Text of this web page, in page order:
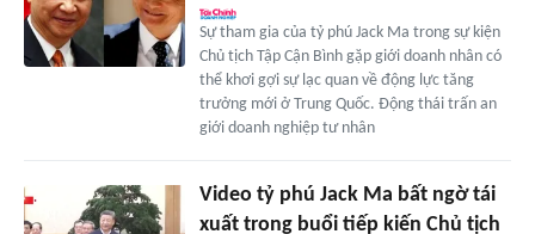
Sự tham gia của tỷ phú Jack Ma trong sự kiện
Chủ tịch Tập Cận Bình gặp giới doanh nhân có
thể khơi gợi sự lạc quan về động lực tăng
trưởng mới ở Trung Quốc. Động thái trấn an
giới doanh nghiệp tư nhân
Video tỷ phú Jack Ma bất ngờ tái
xuất trong buổi tiếp kiến Chủ tịch